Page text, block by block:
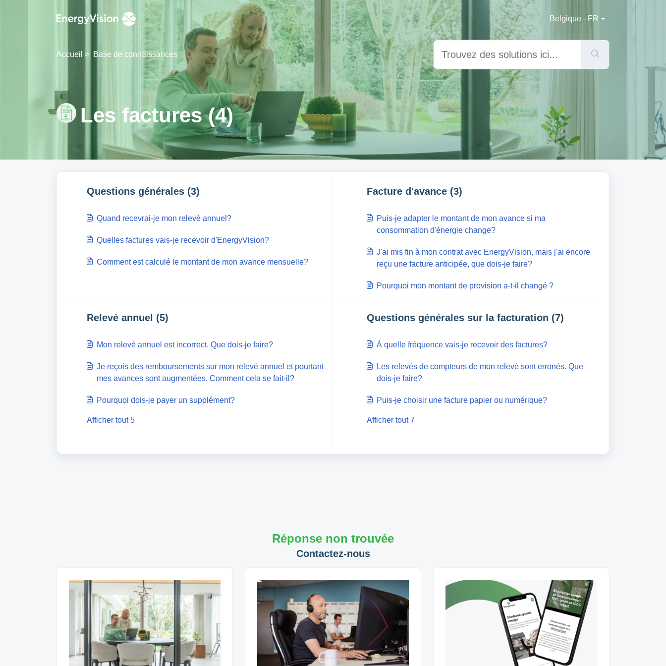
Passer au contenu principal
Belgique - FR
Accueil > Base de connaissances
Les factures (4)
Questions générales (3)
Quand recevrai-je mon relevé annuel?
Quelles factures vais-je recevoir d'EnergyVision?
Comment est calculé le montant de mon avance mensuelle?
Facture d'avance (3)
Puis-je adapter le montant de mon avance si ma
consommation d'énergie change?
J'ai mis fin à mon contrat avec EnergyVision, mais j'ai encore
reçu une facture anticipée, que dois-je faire?
Pourquoi mon montant de provision a-t-il changé ?
Relevé annuel (5)
Mon relevé annuel est incorrect. Que dois-je faire?
Je reçois des remboursements sur mon relevé annuel et pourtant
mes avances sont augmentées. Comment cela se fait-il?
Pourquoi dois-je payer un supplément?
Afficher tout 5
Questions générales sur la facturation (7)
À quelle fréquence vais-je recevoir des factures?
Les relevés de compteurs de mon relevé sont erronés. Que
dois-je faire?
Puis-je choisir une facture papier ou numérique?
Afficher tout 7
Réponse non trouvée
Contactez-nous